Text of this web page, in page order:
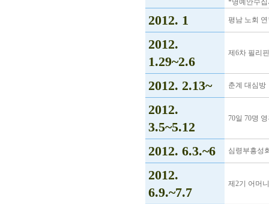
*명예안수집
2012. 1 평남 노회
2012.
1.29~2.6
제6차 필리
2012. 2.13~ 춘계 대심방
2012.
3.5~5.12
70일 70명
2012. 6.3.~6 심령부흥성
2012.
6.9.~7.7
제2기 어머